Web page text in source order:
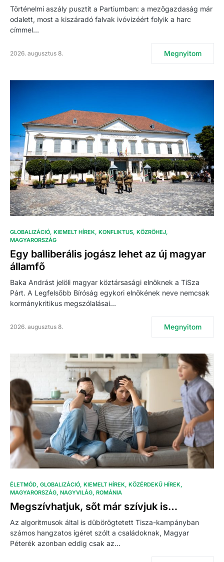
Történelmi aszály pusztít a Partiumban: a mezőgazdaság már
odalett, most a kiszáradó falvak ivóvizéért folyik a harc
címmel…
2026. augusztus 8. Megnyitom
GLOBALIZÁCIÓ KIEMELT HÍREK KONFLIKTUS KÖZRÖHEJ
MAGYARORSZÁG
Egy balliberális jogász lehet az új magyar
államfő
Baka Andrást jelöli magyar köztársasági elnöknek a TiSza
Párt. A Legfelsőbb Bíróság egykori elnökének neve nemcsak
kormánykritikus megszólalásai…
2026. augusztus 8. Megnyitom
ÉLETMÓD GLOBALIZÁCIÓ KIEMELT HÍREK KÖZÉRDEKŰ HÍREK
MAGYARORSZÁG NAGYVILÁG ROMÁNIA
Megszívhatjuk, sőt már szívjuk is…
Az algoritmusok által is dübörögtetett Tisza-kampányban
számos hangzatos ígéret szólt a családoknak, Magyar
Péterék azonban eddig csak az…